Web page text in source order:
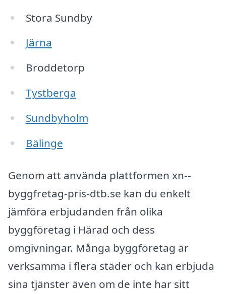
Stora Sundby
Järna
Broddetorp
Tystberga
Sundbyholm
Bälinge
Genom att använda plattformen xn--
byggfretag-pris-dtb.se kan du enkelt
jämföra erbjudanden från olika
byggföretag i Härad och dess
omgivningar. Många byggföretag är
verksamma i flera städer och kan erbjuda
sina tjänster även om de inte har sitt